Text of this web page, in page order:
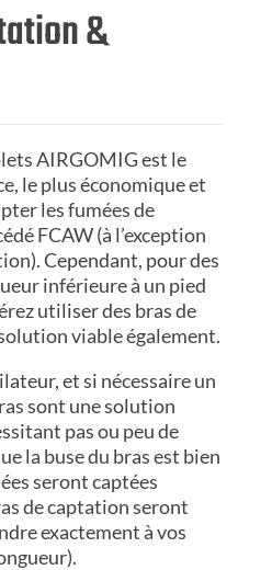
&
AIRGOMIG est le
le plus économique et
les fumées de
FCAW (à l’exception
Cependant, pour des
inférieure à un pied
utiliser des bras de
viable également.
et si nécessaire un
sont une solution
pas ou peu de
la buse du bras est bien
seront captées
de captation seront
exactement à vos